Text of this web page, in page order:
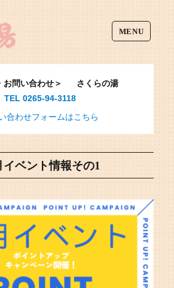
MENU
お問い合わせ＞
さくらの湯
TEL 0265-94-3118
合わせフォームはこちら
イベント情報その1